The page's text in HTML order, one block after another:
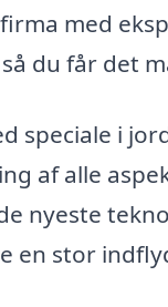
med
du får det
speciale i
af alle
nyeste
en stor